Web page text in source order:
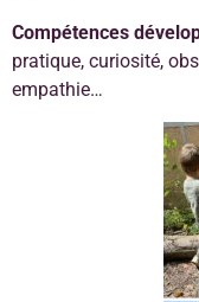
Compétences
pratique, curiosité,
empathie…